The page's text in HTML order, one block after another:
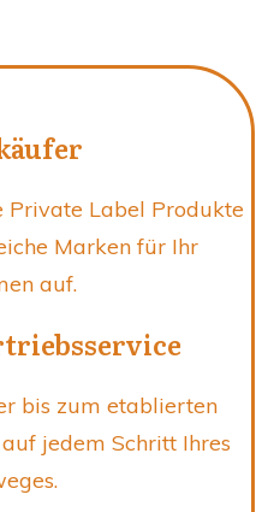
Private Label Produkte
Marken für Ihr
auf.
bis zum etablierten
jedem Schritt Ihres